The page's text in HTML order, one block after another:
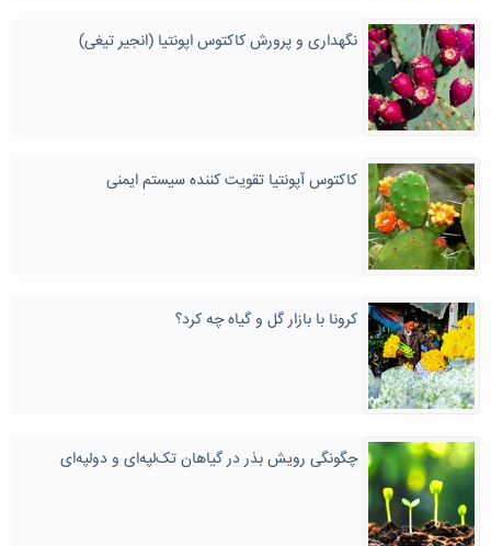
نگهداری و پرورش کاکتوس اپونتیا (انجیر تیغی)
کاکتوس آپونتیا تقویت کننده سیستم ایمنی
کرونا با بازار گل و گیاه چه کرد؟
چگونگی رویش بذر در گیاهان تک‌لپه‌ای و دولپه‌ای